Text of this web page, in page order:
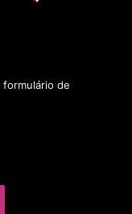
formulário de